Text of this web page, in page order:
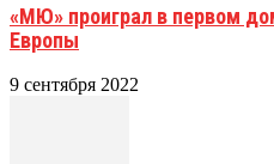
«МЮ» проиграл в первом
Европы
9 сентября 2022